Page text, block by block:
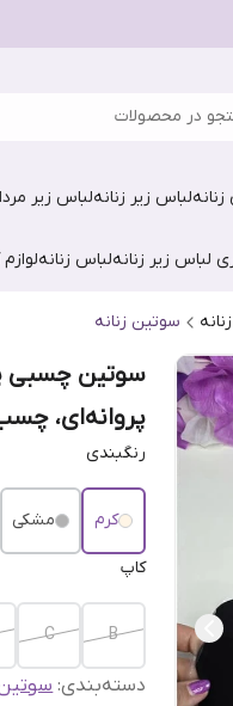
در محصولات
لباس زیر زنانهلباس زیر
لباس زیر زنانهلباس زنانه
سوتین زنانه
سوتین چسبی
پروانه‌ای،
رنگبندی
کرم مشکی
کاپ
B
C
دسته‌بندی:سوتین